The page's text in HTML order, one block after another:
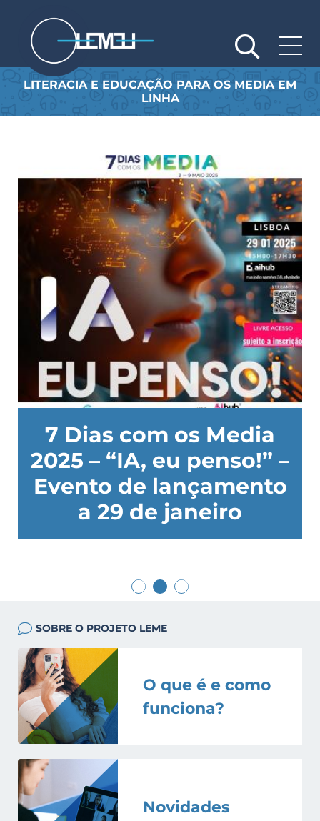
conteúdo
principal
LITERACIA E EDUCAÇÃO PARA OS MEDIA EM
LINHA
7 Dias com os Media
2025 – “IA, eu penso!” –
Evento de lançamento
a 29 de janeiro
SOBRE O PROJETO LEME
O que é e como
funciona?
Novidades